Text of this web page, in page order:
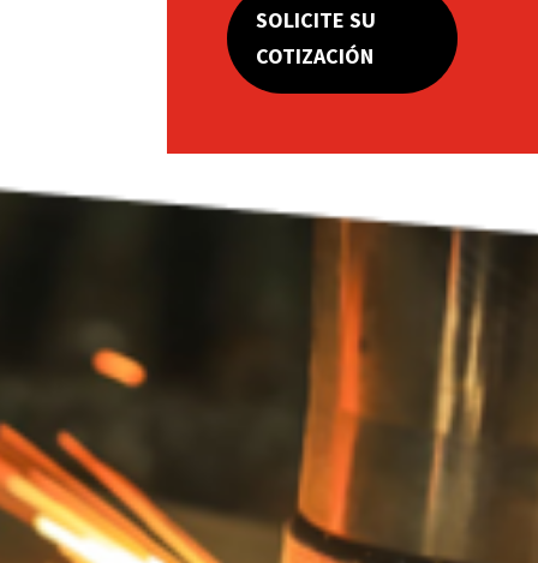
SOLICITE SU
COTIZACIÓN